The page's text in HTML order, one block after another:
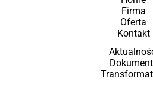
Firma
Oferta
Kontakt